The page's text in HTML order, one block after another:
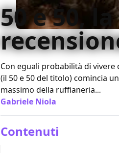
50 e 50, la
Con eguali probabilità di
(il 50 e 50 del titolo) comincia
massimo della ruffianeria...
Gabriele Niola
Contenuti